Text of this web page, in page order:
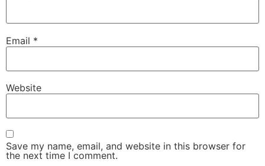
Email *
Website
Save my name, email, and website in this browser for
the next time I comment.